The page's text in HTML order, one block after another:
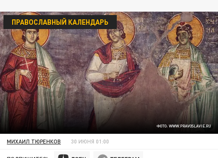
ФОТО: WWW.PRAVOSLAVIE.RU
ПРАВОСЛАВНЫЙ КАЛЕНДАРЬ
МИХАИЛ ТЮРЕНКОВ 30 ИЮНЯ 01:00